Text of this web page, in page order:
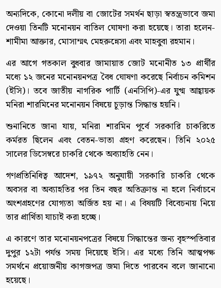
অন্যদিকে, কোনো দলীয় বা জোটের সমর্থন ছাড়া স্বতন্ত্রভাবে জমা
দেওয়া তিনটি মনোনয়ন বাতিল ঘোষণা করা হয়েছে। তারা হলেন-
শামীমা আক্তার, মোসাম্মৎ মেহরুন্নেসা এবং মাহবুবা রহমান।
এর আগে গতকাল বুধবার জামায়াত জোট মনোনীত ১৩ প্রার্থীর
মধ্যে ১২ জনের মনোনয়নপত্র বৈধ ঘোষণা করেছে নির্বাচন কমিশন
(ইসি)। তবে জাতীয় নাগরিক পার্টি (এনসিপি)-এর যুগ্ম আহ্বায়ক
মনিরা শারমিনের মনোনয়ন বিষয়ে চূড়ান্ত সিদ্ধান্ত হয়নি।
শুনানিতে জানা যায়, মনিরা শারমিন পূর্বে সরকারি চাকরিতে
কর্মরত ছিলেন এবং বেতন-ভাতা গ্রহণ করেছেন। তিনি ২০২৫
সালের ডিসেম্বরে চাকরি থেকে অব্যাহতি নেন।
গণপ্রতিনিধিত্ব আদেশ, ১৯৭২ অনুযায়ী সরকারি চাকরি থেকে
অবসর বা অব্যাহতির পর তিন বছর অতিক্রান্ত না হলে নির্বাচনে
অংশগ্রহণের যোগ্যতা অর্জিত হয় না। এ বিষয়টি বিবেচনায় নিয়ে
তার প্রার্থিতা যাচাই করা হচ্ছে।
এ কারণে তার মনোনয়নপত্রের বিষয়ে সিদ্ধান্তের জন্য বৃহস্পতিবার
দুপুর ১২টা পর্যন্ত সময় দিয়েছে ইসি। এর মধ্যে তিনি আত্মপক্ষ
সমর্থনে প্রয়োজনীয় কাগজপত্র জমা দিতে পারবেন বলে জানানো
হয়েছে।